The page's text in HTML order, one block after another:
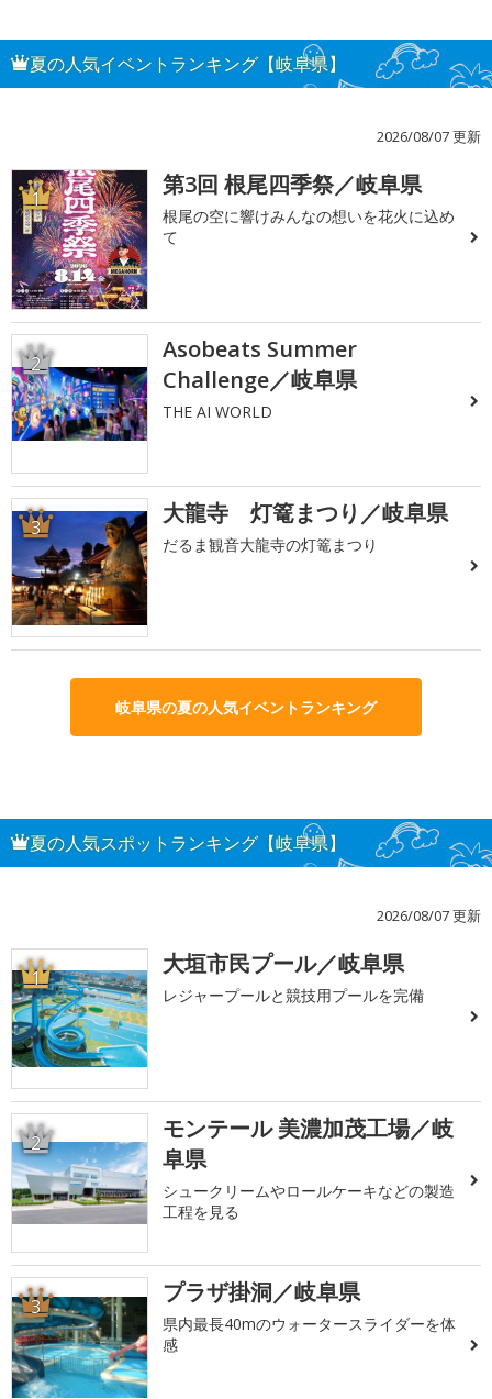
夏の人気イベントランキング【岐阜県】
2026/08/07 更新
1 第3回 根尾四季祭／岐阜県
根尾の空に響けみんなの想いを花火に込め
て
2
Asobeats Summer
Challenge／岐阜県
THE AI WORLD
3 大龍寺 灯篭まつり／岐阜県
だるま観音大龍寺の灯篭まつり
岐阜県の夏の人気イベントランキング
夏の人気スポットランキング【岐阜県】
2026/08/07 更新
1 大垣市民プール／岐阜県
レジャープールと競技用プールを完備
2
モンテール 美濃加茂工場／岐
阜県
シュークリームやロールケーキなどの製造
工程を見る
3 プラザ掛洞／岐阜県
県内最長40mのウォータースライダーを体
感